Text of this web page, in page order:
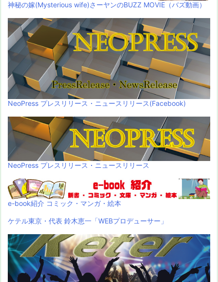
神秘の嫁(Mysterious wife)さーヤンのBUZZ MOVIE（バズ動画）
NeoPress プレスリリース・ニュースリリース(Facebook)
NeoPress プレスリリース・ニュースリリース
e-book紹介 コミック・マンガ・絵本
ケテル東京・代表 鈴木恵一「WEBプロデューサー」